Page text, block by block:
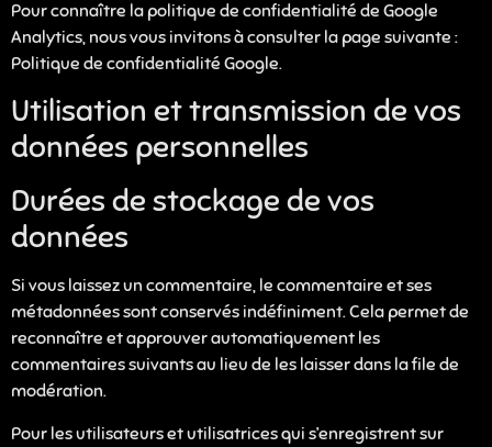
Pour connaître la politique de confidentialité de Google
Analytics, nous vous invitons à consulter la page suivante :
Politique de confidentialité Google.
Utilisation et transmission de vos
données personnelles
Durées de stockage de vos
données
Si vous laissez un commentaire, le commentaire et ses
métadonnées sont conservés indéfiniment. Cela permet de
reconnaître et approuver automatiquement les
commentaires suivants au lieu de les laisser dans la file de
modération.
Pour les utilisateurs et utilisatrices qui s’enregistrent sur